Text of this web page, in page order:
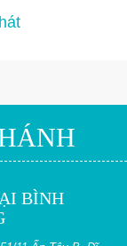
BÌNH